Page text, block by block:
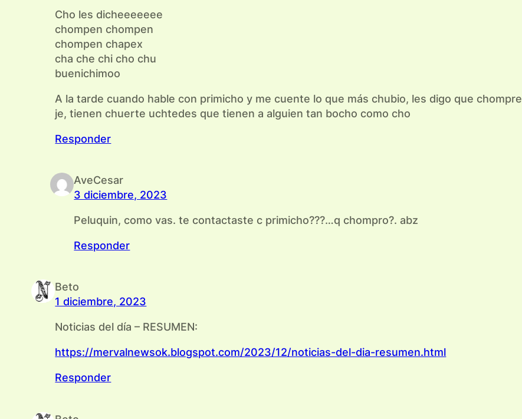
Cho les dicheeeeeee
chompen chompen
chompen chapex
cha che chi cho chu
buenichimoo
A la tarde cuando hable con primicho y me cuente lo que más chubio, les digo que chompre
je, tienen chuerte uchtedes que tienen a alguien tan bocho como cho
Responder
AveCesar
3 diciembre, 2023
Peluquin, como vas. te contactaste c primicho???…q chompro?. abz
Responder
Beto
1 diciembre, 2023
Noticias del día – RESUMEN:
https://mervalnewsok.blogspot.com/2023/12/noticias-del-dia-resumen.html
Responder